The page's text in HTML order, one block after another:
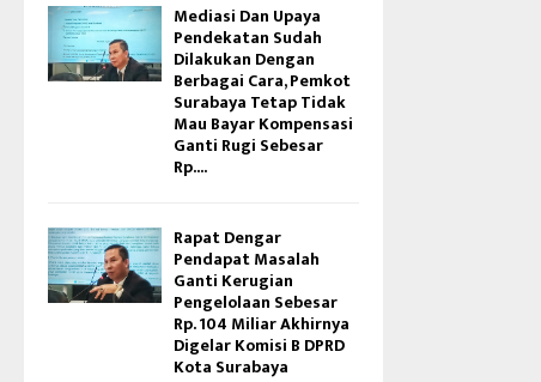
Mediasi Dan Upaya
Pendekatan Sudah
Dilakukan Dengan
Berbagai Cara, Pemkot
Surabaya Tetap Tidak
Mau Bayar Kompensasi
Ganti Rugi Sebesar
Rp....
Rapat Dengar
Pendapat Masalah
Ganti Kerugian
Pengelolaan Sebesar
Rp. 104 Miliar Akhirnya
Digelar Komisi B DPRD
Kota Surabaya